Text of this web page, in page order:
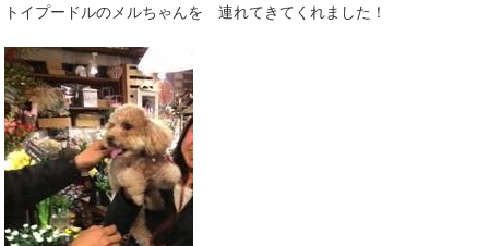
トイプードルのメルちゃんを 連れてきてくれました！